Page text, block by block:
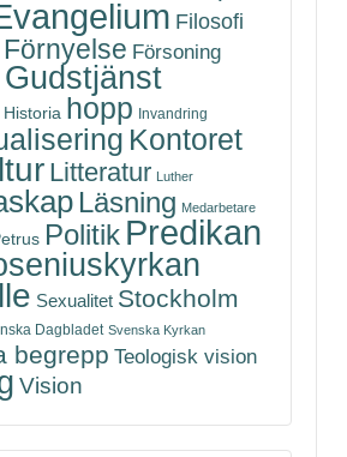
Filosofi
Förnyelse Försoning
Gudstjänst
Historia hopp Invandring
Kontoret
Litteratur Luther
Läsning Medarbetare
Politik Predikan
Sexualitet Stockholm
Dagbladet Svenska Kyrkan
begrepp Teologisk vision
Vision